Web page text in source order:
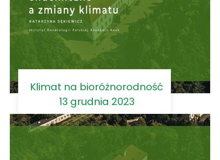
Klimat na bioróżnorodność
13 grudnia 2023